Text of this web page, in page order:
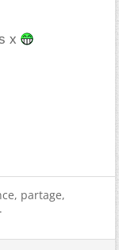
x
partage,